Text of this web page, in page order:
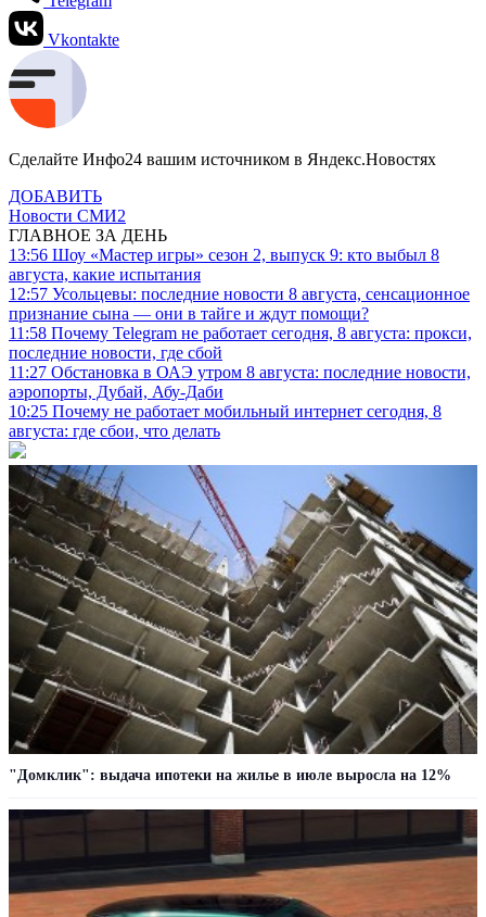
Vkontakte
Сделайте Инфо24 вашим источником в Яндекс.Новостях
ДОБАВИТЬ
Новости СМИ2
ГЛАВНОЕ ЗА ДЕНЬ
13:56 Шоу «Мастер игры» сезон 2, выпуск 9: кто выбыл 8
августа, какие испытания
12:57 Усольцевы: последние новости 8 августа, сенсационное
признание сына — они в тайге и ждут помощи?
11:58 Почему Telegram не работает сегодня, 8 августа: прокси,
последние новости, где сбой
11:27 Обстановка в ОАЭ утром 8 августа: последние новости,
аэропорты, Дубай, Абу-Даби
10:25 Почему не работает мобильный интернет сегодня, 8
августа: где сбои, что делать
"Домклик": выдача ипотеки на жилье в июле выросла на 12%